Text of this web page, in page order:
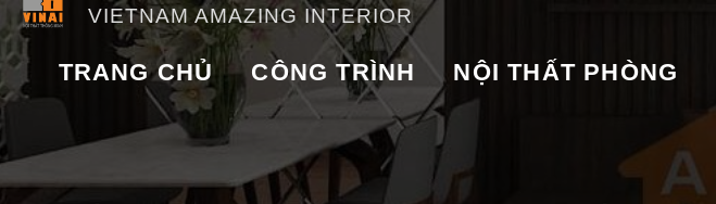
VIETNAM AMAZING INTERIOR
TRANG CHỦ CÔNG TRÌNH NỘI THẤT PHÒNG